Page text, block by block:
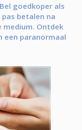
Bel goedkoper als
betalen na
Ontdek
een paranormaal